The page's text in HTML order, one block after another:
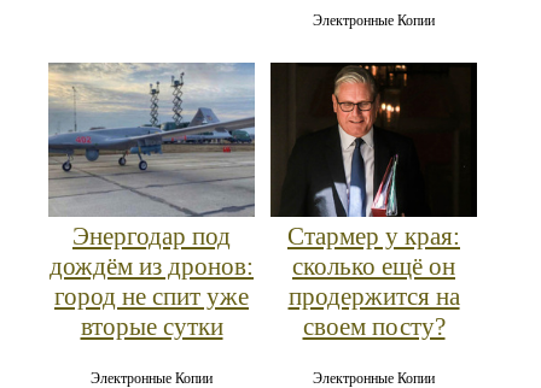
Электронные Копии
Энергодар под
дождём из дронов:
город не спит уже
вторые сутки
Электронные Копии
Стармер у края:
сколько ещё он
продержится на
своем посту?
Электронные Копии